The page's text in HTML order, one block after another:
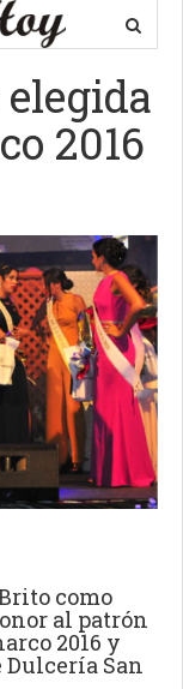
2016
como
al patrón
2016 y
Dulcería San